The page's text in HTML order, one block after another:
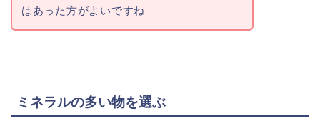
はあった方がよいですね
ミネラルの多い物を選ぶ